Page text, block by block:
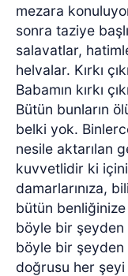
mezara
sonra taziye
salavatlar,
helvalar. Kırkı
Babamın kırkı
Bütün bunların
belki yok.
nesile aktarılan
kuvvetlidir ki
damarlarınıza,
bütün
böyle bir
böyle bir şeyden
doğrusu her şeyi